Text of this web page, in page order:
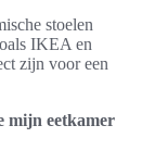
stoelen
IKEA en
zijn voor een
mijn eetkamer